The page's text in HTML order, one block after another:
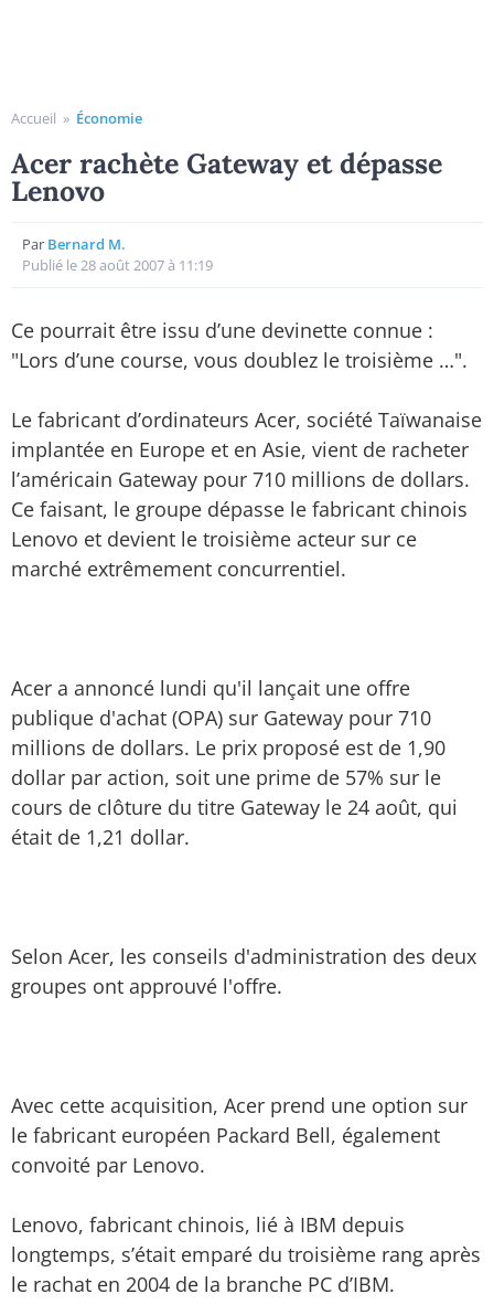
Accueil » Économie
Acer rachète Gateway et dépasse
Lenovo
Par Bernard M.
Publié le 28 août 2007 à 11:19
Ce pourrait être issu d’une devinette connue :
"Lors d’une course, vous doublez le troisième …".
Le fabricant d’ordinateurs Acer, société Taïwanaise
implantée en Europe et en Asie, vient de racheter
l’américain Gateway pour 710 millions de dollars.
Ce faisant, le groupe dépasse le fabricant chinois
Lenovo et devient le troisième acteur sur ce
marché extrêmement concurrentiel.
Acer a annoncé lundi qu'il lançait une offre
publique d'achat (OPA) sur Gateway pour 710
millions de dollars. Le prix proposé est de 1,90
dollar par action, soit une prime de 57% sur le
cours de clôture du titre Gateway le 24 août, qui
était de 1,21 dollar.
Selon Acer, les conseils d'administration des deux
groupes ont approuvé l'offre.
Avec cette acquisition, Acer prend une option sur
le fabricant européen Packard Bell, également
convoité par Lenovo.
Lenovo, fabricant chinois, lié à IBM depuis
longtemps, s’était emparé du troisième rang après
le rachat en 2004 de la branche PC d’IBM.